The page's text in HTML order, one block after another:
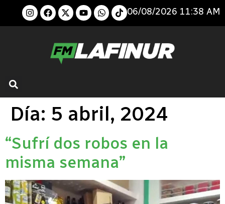
06/08/2026 11:38 AM
Día: 5 abril, 2024
“Sufrí dos robos en la
misma semana”